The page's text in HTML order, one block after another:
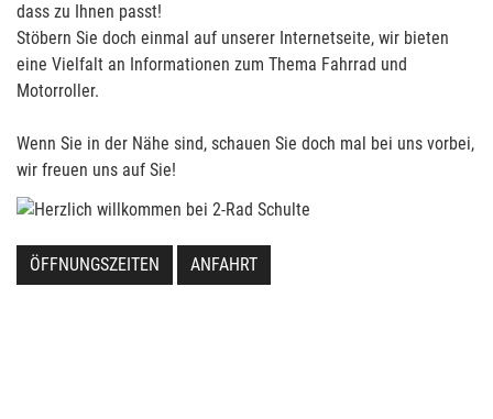
dass zu Ihnen passt!
Stöbern Sie doch einmal auf unserer Internetseite, wir bieten
eine Vielfalt an Informationen zum Thema Fahrrad und
Motorroller.
Wenn Sie in der Nähe sind, schauen Sie doch mal bei uns vorbei,
wir freuen uns auf Sie!
ÖFFNUNGSZEITEN ANFAHRT